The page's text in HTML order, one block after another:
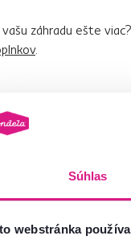
Súhlas
webstránka
záhradu ešte
.